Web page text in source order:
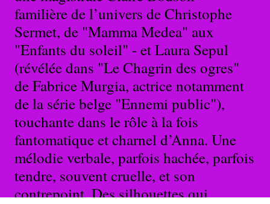
familière de l’univers de Christophe
Sermet, de "Mamma Medea" aux
"Enfants du soleil" - et Laura Sepul
(révélée dans "Le Chagrin des ogres"
de Fabrice Murgia, actrice notamment
de la série belge "Ennemi public"),
touchante dans le rôle à la fois
fantomatique et charnel d’Anna. Une
mélodie verbale, parfois hachée, parfois
tendre, souvent cruelle, et son
contrepoint. Des silhouettes qui